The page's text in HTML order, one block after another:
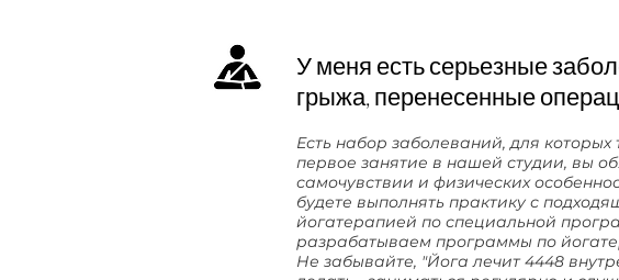
У меня есть серьезные
грыжа, перенесенные
Есть набор заболеваний, для
первое занятие в нашей студии, вы
самочувствии и физических
будете выполнять практику с
йогатерапией по специальной
разрабатываем программы по
Не забывайте, "Йога лечит 4448